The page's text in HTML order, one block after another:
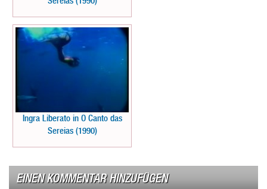
Ingra Liberato in O Canto das
Sereias (1990)
EINEN KOMMENTAR HINZUFÜGEN